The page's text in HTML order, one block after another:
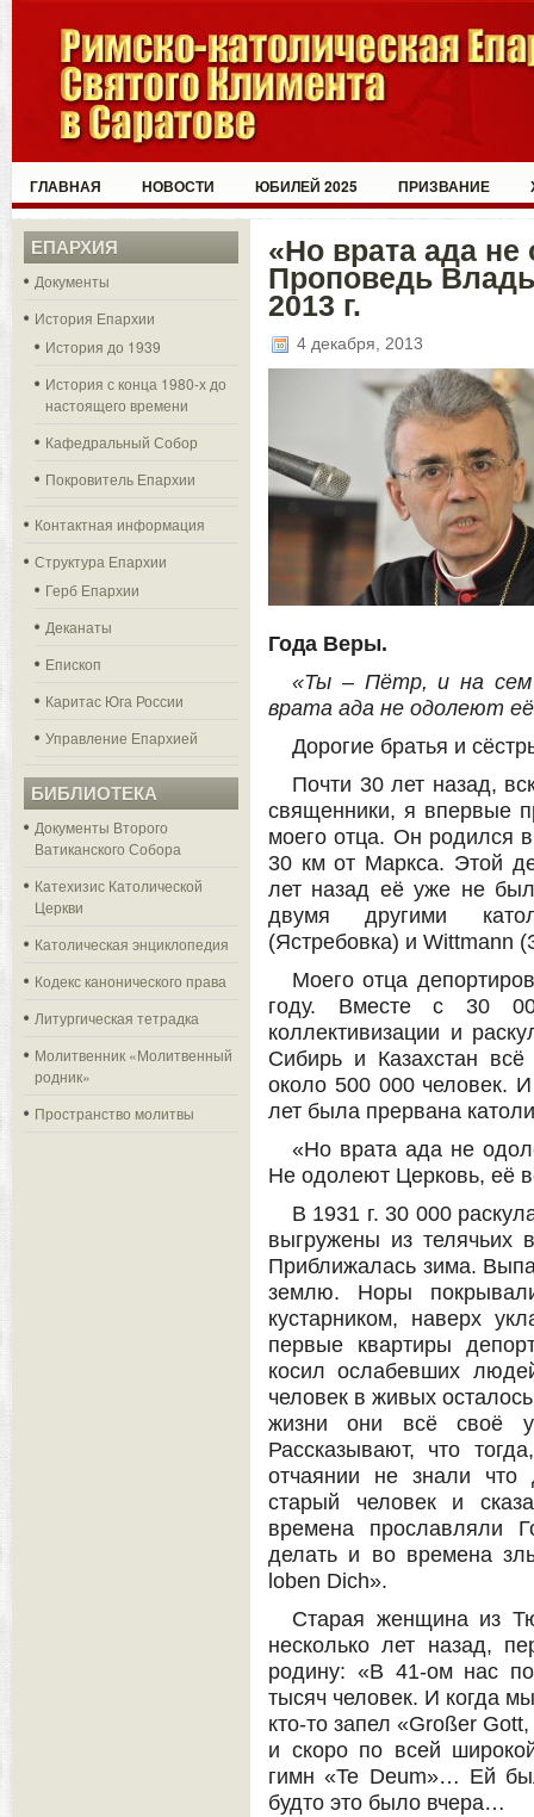
ГЛАВНАЯ НОВОСТИ ЮБИЛЕЙ 2025 ПРИЗВАНИЕ
ЕПАРХИЯ
Документы
История Епархии
История до 1939
История с конца 1980-х до
настоящего времени
Кафедральный Собор
Покровитель Епархии
Контактная информация
Структура Епархии
Герб Епархии
Деканаты
Епископ
Каритас Юга России
Управление Епархией
БИБЛИОТЕКА
Документы Второго
Ватиканского Собора
Катехизис Католической
Церкви
Католическая энциклопедия
Кодекс канонического права
Литургическая тетрадка
Молитвенник «Молитвенный
родник»
Пространство молитвы
«Но врата ада не
Проповедь
2013 г.
4 декабря, 2013
Года Веры.
«Ты – Пётр, и на
врата ада не одолеют
Дорогие братья и
Почти 30 лет назад,
священники, я впервые
моего отца. Он родился
30 км от Маркса. Этой
лет назад её уже не
двумя другими
(Ястребовка) и Wittmann
Моего отца
году. Вместе с 30
коллективизации и
Сибирь и Казахстан
около 500 000 человек.
лет была прервана
«Но врата ада не
Не одолеют Церковь, её
В 1931 г. 30 000
выгружены из телячьих
Приближалась зима.
землю. Норы
кустарником, наверх
первые квартиры
косил ослабевших
человек в живых
жизни они всё своё
Рассказывают, что
отчаянии не знали что
старый человек и
времена прославляли
делать и во времена
loben Dich».
Старая женщина из
несколько лет назад,
родину: «В 41-ом нас
тысяч человек. И когда
кто-то запел «Großer
и скоро по всей
гимн «Te Deum»… Ей
будто это было вчера…